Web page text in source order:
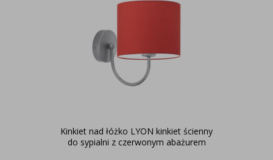
Kinkiet nad łóżko LYON kinkiet ścienny
do sypialni z czerwonym abażurem